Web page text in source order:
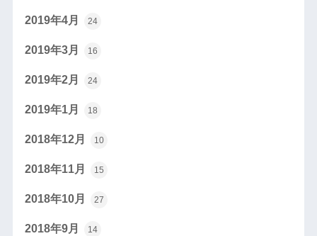
2019年4月 24
2019年3月 16
2019年2月 24
2019年1月 18
2018年12月 10
2018年11月 15
2018年10月 27
2018年9月 14